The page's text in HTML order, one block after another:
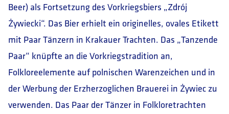
Beer) als Fortsetzung des Vorkriegsbiers „Zdrój
Żywiecki“. Das Bier erhielt ein originelles, ovales Etikett
mit Paar Tänzern in Krakauer Trachten. Das „Tanzende
Paar“ knüpfte an die Vorkriegstradition an,
Folkloreelemente auf polnischen Warenzeichen und in
der Werbung der Erzherzoglichen Brauerei in Żywiec zu
verwenden. Das Paar der Tänzer in Folkloretrachten